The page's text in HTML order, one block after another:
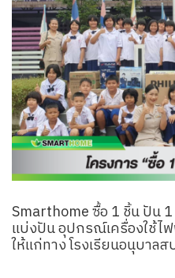
Smarthome ซื้อ 1 ชิ้น ปัน
แบ่งปัน อุปกรณ์เครื่องใช้ไ
ให้แก่ทาง โรงเรียนอนุบาล